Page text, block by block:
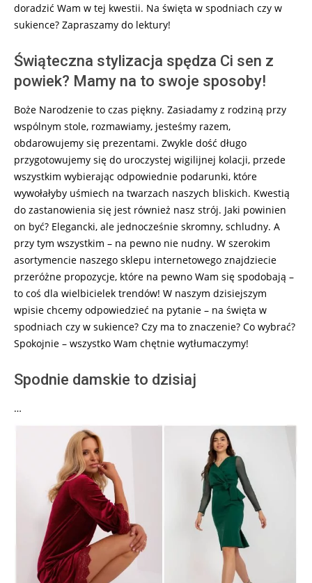
doradzić Wam w tej kwestii. Na święta w spodniach czy w
sukience? Zapraszamy do lektury!
Świąteczna stylizacja spędza Ci sen z
powiek? Mamy na to swoje sposoby!
Boże Narodzenie to czas piękny. Zasiadamy z rodziną przy
wspólnym stole, rozmawiamy, jesteśmy razem,
obdarowujemy się prezentami. Zwykle dość długo
przygotowujemy się do uroczystej wigilijnej kolacji, przede
wszystkim wybierając odpowiednie podarunki, które
wywołałyby uśmiech na twarzach naszych bliskich. Kwestią
do zastanowienia się jest również nasz strój. Jaki powinien
on być? Elegancki, ale jednocześnie skromny, schludny. A
przy tym wszystkim – na pewno nie nudny. W szerokim
asortymencie naszego sklepu internetowego znajdziecie
przeróżne propozycje, które na pewno Wam się spodobają –
to coś dla wielbicielek trendów! W naszym dzisiejszym
wpisie chcemy odpowiedzieć na pytanie – na święta w
spodniach czy w sukience? Czy ma to znaczenie? Co wybrać?
Spokojnie – wszystko Wam chętnie wytłumaczymy!
Spodnie damskie to dzisiaj
…